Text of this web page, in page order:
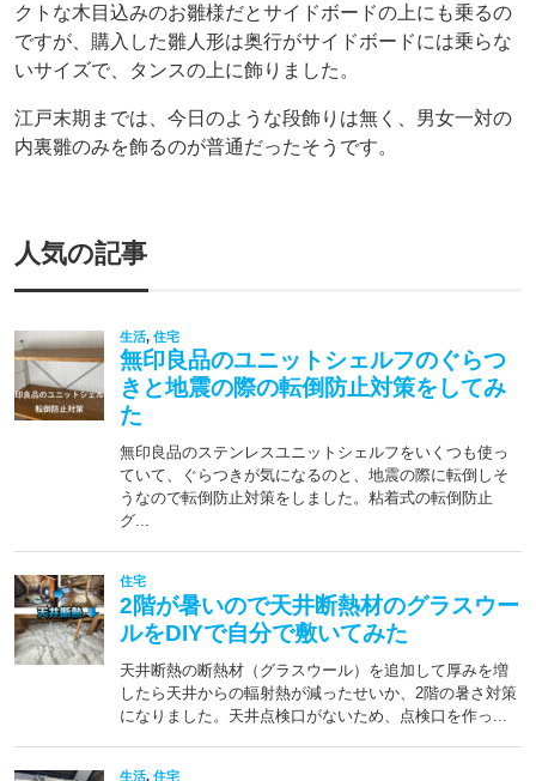
クトな木目込みのお雛様だとサイドボードの上にも乗るの
ですが、購入した雛人形は奥行がサイドボードには乗らな
いサイズで、タンスの上に飾りました。
江戸末期までは、今日のような段飾りは無く、男女一対の
内裏雛のみを飾るのが普通だったそうです。
人気の記事